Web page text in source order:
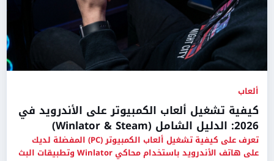
ألعاب
كيفية تشغيل ألعاب الكمبيوتر على الأندرويد في
2026: الدليل الشامل (Winlator & Steam)
تعرف على كيفية تشغيل ألعاب الكمبيوتر (PC) المفضلة لديك
على هاتف الأندرويد باستخدام محاكي Winlator وتطبيقات البث